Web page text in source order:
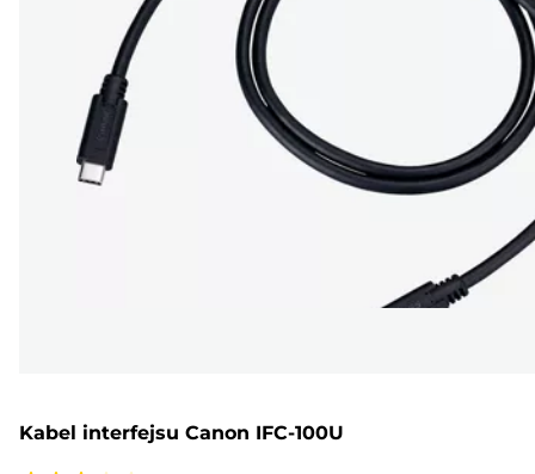
Kabel interfejsu Canon IFC-100U